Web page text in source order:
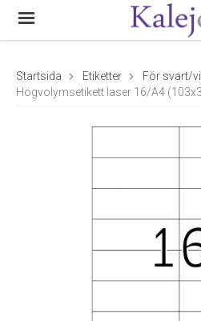
Startsida Etiketter
För svart/
Högvolymsetikett laser 16/A4